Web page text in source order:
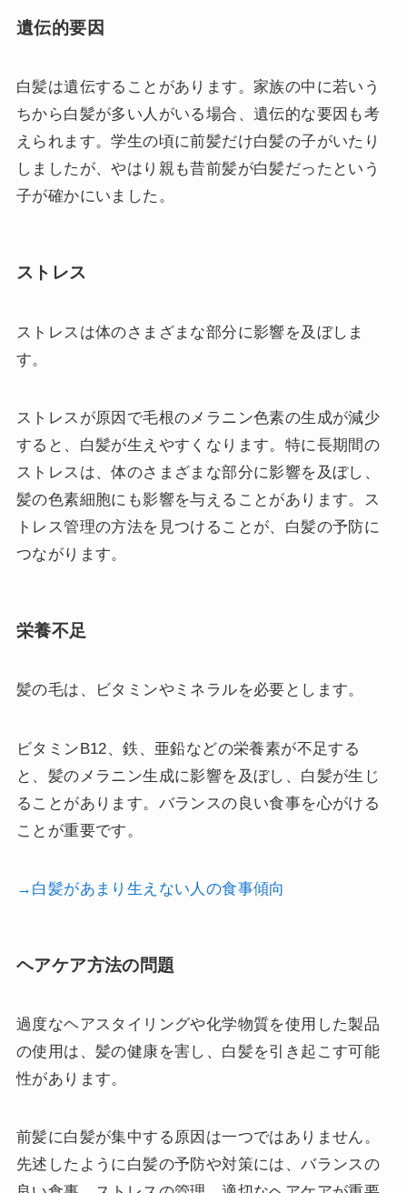
遺伝的要因
白髪は遺伝することがあります。家族の中に若いう
ちから白髪が多い人がいる場合、遺伝的な要因も考
えられます。学生の頃に前髪だけ白髪の子がいたり
しましたが、やはり親も昔前髪が白髪だったという
子が確かにいました。
ストレス
ストレスは体のさまざまな部分に影響を及ぼしま
す。
ストレスが原因で毛根のメラニン色素の生成が減少
すると、白髪が生えやすくなります。特に長期間の
ストレスは、体のさまざまな部分に影響を及ぼし、
髪の色素細胞にも影響を与えることがあります。ス
トレス管理の方法を見つけることが、白髪の予防に
つながります。
栄養不足
髪の毛は、ビタミンやミネラルを必要とします。
ビタミンB12、鉄、亜鉛などの栄養素が不足する
と、髪のメラニン生成に影響を及ぼし、白髪が生じ
ることがあります。バランスの良い食事を心がける
ことが重要です。
→白髪があまり生えない人の食事傾向
ヘアケア方法の問題
過度なヘアスタイリングや化学物質を使用した製品
の使用は、髪の健康を害し、白髪を引き起こす可能
性があります。
前髪に白髪が集中する原因は一つではありません。
先述したように白髪の予防や対策には、バランスの